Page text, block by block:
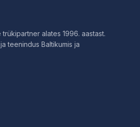
alates 1996. aastast.
teenindus Baltikumis ja